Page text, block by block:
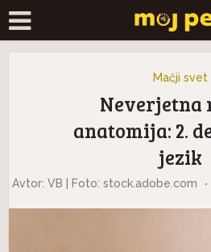
Mačji svet
Neverjetna
anatomija: 2.
jezik
Avtor: VB | Foto: stock.adobe.com